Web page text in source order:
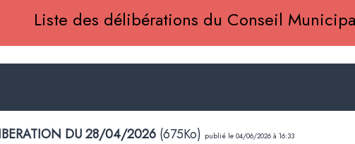
Liste des délibérations du Conseil
DU 28/04/2026 (675Ko) publié le 04/06/2026 à 16:33